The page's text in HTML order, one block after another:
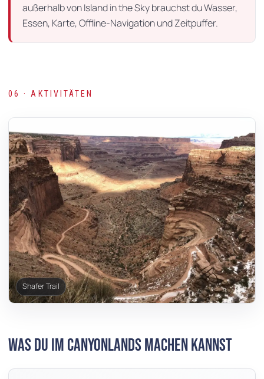
außerhalb von Island in the Sky brauchst du Wasser,
Essen, Karte, Offline-Navigation und Zeitpuffer.
06 · AKTIVITÄTEN
Shafer Trail
Was du im Canyonlands machen kannst